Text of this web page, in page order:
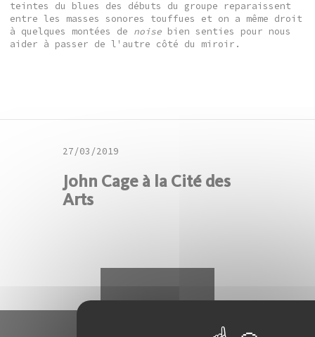
teintes du blues des débuts du groupe reparaissent
entre les masses sonores touffues et on a même droit
à quelques montées de noise bien senties pour nous
aider à passer de l'autre côté du miroir.
27/03/2019
John Cage à la Cité des
Arts